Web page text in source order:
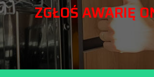
ZGŁOŚ AWARIĘ